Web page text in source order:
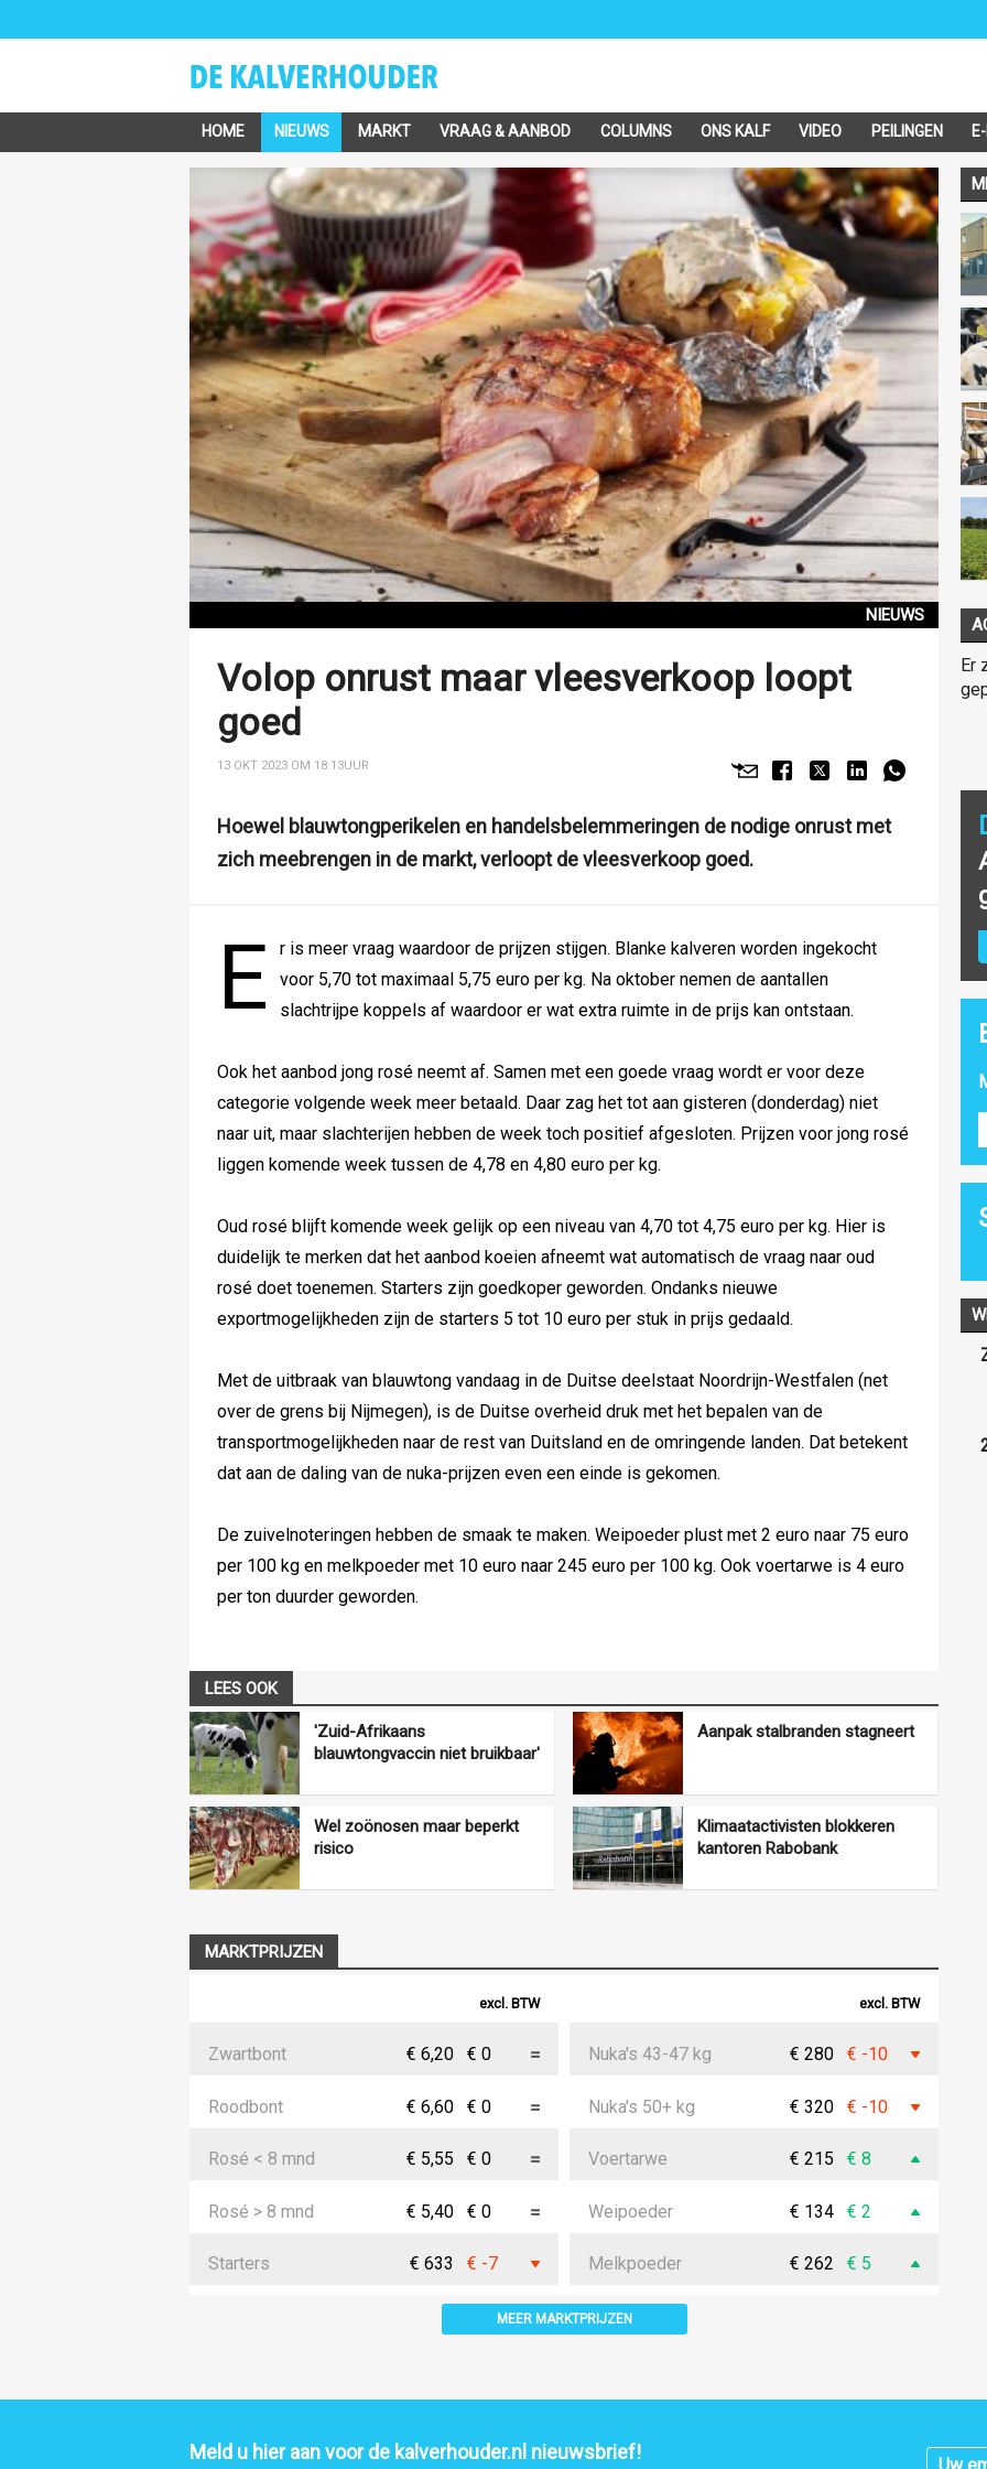
HOME NIEUWS MARKT VRAAG & AANBOD COLUMNS ONS KALF VIDEO PEILINGEN
NIEUWS
Volop onrust maar vleesverkoop loopt
goed
13 OKT 2023 OM 18:13UUR
Hoewel blauwtongperikelen en handelsbelemmeringen de nodige onrust met
zich meebrengen in de markt, verloopt de vleesverkoop goed.
E
r is meer vraag waardoor de prijzen stijgen. Blanke kalveren worden ingekocht
voor 5,70 tot maximaal 5,75 euro per kg. Na oktober nemen de aantallen
slachtrijpe koppels af waardoor er wat extra ruimte in de prijs kan ontstaan.
Ook het aanbod jong rosé neemt af. Samen met een goede vraag wordt er voor deze
categorie volgende week meer betaald. Daar zag het tot aan gisteren (donderdag) niet
naar uit, maar slachterijen hebben de week toch positief afgesloten. Prijzen voor jong rosé
liggen komende week tussen de 4,78 en 4,80 euro per kg.
Oud rosé blijft komende week gelijk op een niveau van 4,70 tot 4,75 euro per kg. Hier is
duidelijk te merken dat het aanbod koeien afneemt wat automatisch de vraag naar oud
rosé doet toenemen. Starters zijn goedkoper geworden. Ondanks nieuwe
exportmogelijkheden zijn de starters 5 tot 10 euro per stuk in prijs gedaald.
Met de uitbraak van blauwtong vandaag in de Duitse deelstaat Noordrijn-Westfalen (net
over de grens bij Nijmegen), is de Duitse overheid druk met het bepalen van de
transportmogelijkheden naar de rest van Duitsland en de omringende landen. Dat betekent
dat aan de daling van de nuka-prijzen even een einde is gekomen.
De zuivelnoteringen hebben de smaak te maken. Weipoeder plust met 2 euro naar 75 euro
per 100 kg en melkpoeder met 10 euro naar 245 euro per 100 kg. Ook voertarwe is 4 euro
per ton duurder geworden.
LEES OOK
'Zuid-Afrikaans
blauwtongvaccin niet bruikbaar'
Aanpak stalbranden stagneert
Wel zoönosen maar beperkt
risico
Klimaatactivisten blokkeren
kantoren Rabobank
MARKTPRIJZEN
excl. BTW
Zwartbont € 6,20 € 0
Roodbont € 6,60 € 0
Rosé < 8 mnd € 5,55 € 0
Rosé > 8 mnd € 5,40 € 0
Starters € 633 € -7
excl. BTW
Nuka's 43-47 kg € 280 € -10
Nuka's 50+ kg € 320 € -10
Voertarwe € 215 € 8
Weipoeder € 134 € 2
Melkpoeder € 262 € 5
MEER MARKTPRIJZEN
Er
Meld u hier aan voor de kalverhouder.nl nieuwsbrief!